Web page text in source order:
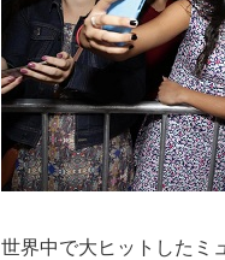
世界中で大ヒットしたミ